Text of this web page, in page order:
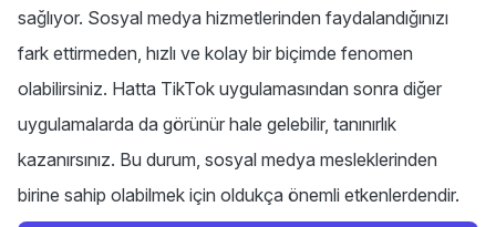
sağlıyor. Sosyal medya hizmetlerinden faydalandığınızı
fark ettirmeden, hızlı ve kolay bir biçimde fenomen
olabilirsiniz. Hatta TikTok uygulamasından sonra diğer
uygulamalarda da görünür hale gelebilir, tanınırlık
kazanırsınız. Bu durum, sosyal medya mesleklerinden
birine sahip olabilmek için oldukça önemli etkenlerdendir.